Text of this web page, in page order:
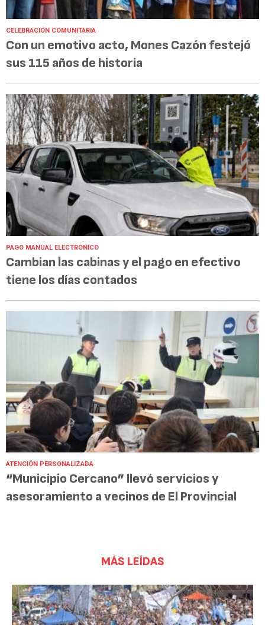
CELEBRACIÓN COMUNITARIA
Con un emotivo acto, Mones Cazón festejó
sus 115 años de historia
PAGO MANUAL ELECTRÓNICO
Cambian las cabinas y el pago en efectivo
tiene los días contados
ATENCIÓN PERSONALIZADA
“Municipio Cercano” llevó servicios y
asesoramiento a vecinos de El Provincial
MÁS LEÍDAS